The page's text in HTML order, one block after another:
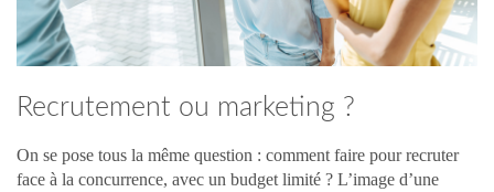
Recrutement ou marketing ?
On se pose tous la même question : comment faire pour recruter
face à la concurrence, avec un budget limité ? L’image d’une